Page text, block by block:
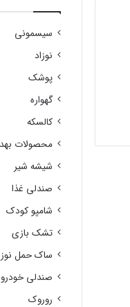
سیسمونی
نوزاد
پوشک
گهواره
کالسکه
محصولات
شیشه شیر
صندلی غذا
شامپو کودک
تشک بازی
ساک حمل
صندلی خودرو
روروک